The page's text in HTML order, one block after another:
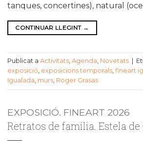
tanques, concertines), natural
CONTINUAR LLEGINT →
Publicat a Activitats, Agenda, Novetats
exposició, exposicions temporals, fineart
Igualada, murs, Roger Grasas
EXPOSICIÓ. FINEART 2026
Retratos de família. Estela de